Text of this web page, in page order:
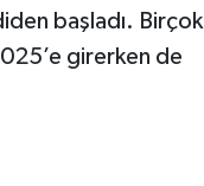
başladı. Birçok
girerken de